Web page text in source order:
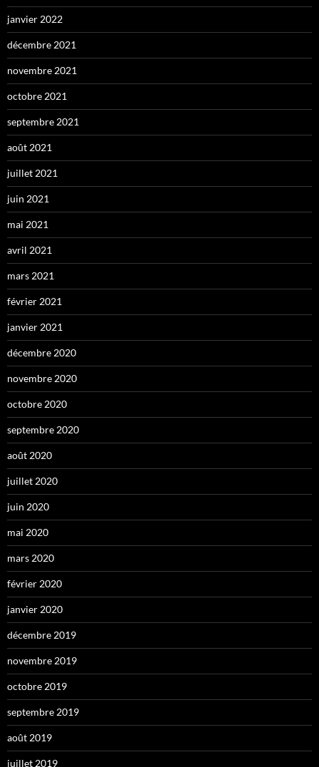
janvier 2022
décembre 2021
novembre 2021
octobre 2021
septembre 2021
août 2021
juillet 2021
juin 2021
mai 2021
avril 2021
mars 2021
février 2021
janvier 2021
décembre 2020
novembre 2020
octobre 2020
septembre 2020
août 2020
juillet 2020
juin 2020
mai 2020
mars 2020
février 2020
janvier 2020
décembre 2019
novembre 2019
octobre 2019
septembre 2019
août 2019
juillet 2019